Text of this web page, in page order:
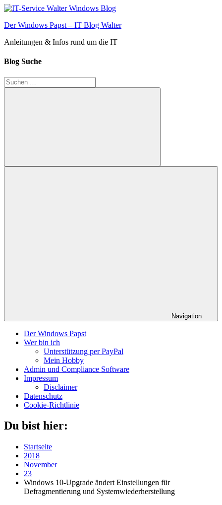
Zum
springen
Der Windows Papst – IT Blog Walter
Anleitungen & Infos rund um die IT
Blog Suche
Suchen
nach:
Suchen
Navigation
Der Windows Papst
Wer bin ich
Unterstützung per PayPal
Mein Hobby
Admin und Compliance Software
Impressum
Disclaimer
Datenschutz
Cookie-Richtlinie
Du bist hier:
Startseite
2018
November
23
Windows 10-Upgrade ändert Einstellungen für
Defragmentierung und Systemwiederherstellung